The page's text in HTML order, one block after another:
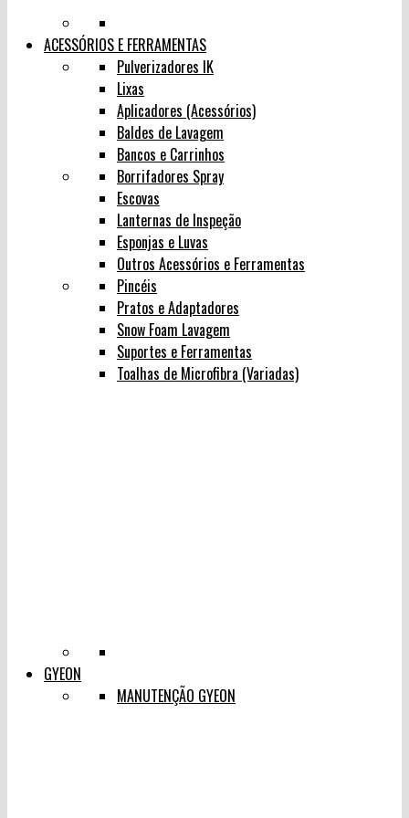
ACESSÓRIOS E FERRAMENTAS
Pulverizadores IK
Lixas
Aplicadores (Acessórios)
Baldes de Lavagem
Bancos e Carrinhos
Borrifadores Spray
Escovas
Lanternas de Inspeção
Esponjas e Luvas
Outros Acessórios e Ferramentas
Pincéis
Pratos e Adaptadores
Snow Foam Lavagem
Suportes e Ferramentas
Toalhas de Microfibra (Variadas)
GYEON
MANUTENÇÃO GYEON